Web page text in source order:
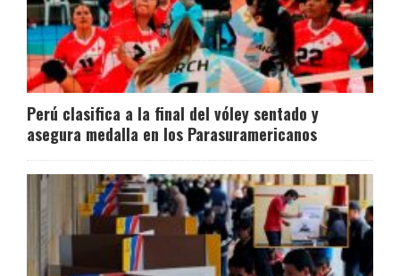
Perú clasifica a la final del vóley sentado y
asegura medalla en los Parasuramericanos